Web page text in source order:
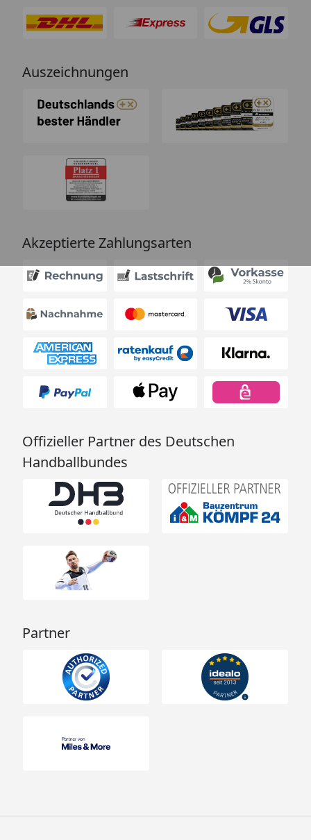
Auszeichnungen
Akzeptierte Zahlungsarten
Offizieller Partner des Deutschen
Handballbundes
Partner